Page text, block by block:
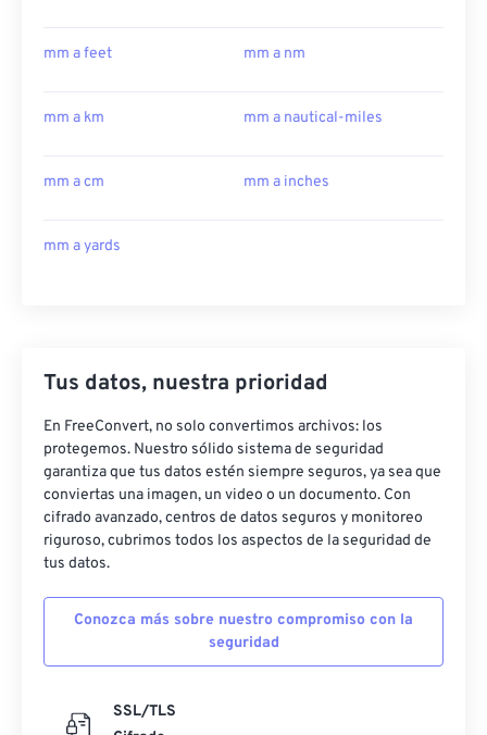
mm a feet mm a nm
mm a km mm a nautical-miles
mm a cm mm a inches
mm a yards
Tus datos, nuestra prioridad
En FreeConvert, no solo convertimos archivos: los
protegemos. Nuestro sólido sistema de seguridad
garantiza que tus datos estén siempre seguros, ya sea que
conviertas una imagen, un video o un documento. Con
cifrado avanzado, centros de datos seguros y monitoreo
riguroso, cubrimos todos los aspectos de la seguridad de
tus datos.
Conozca más sobre nuestro compromiso con la
seguridad
SSL/TLS